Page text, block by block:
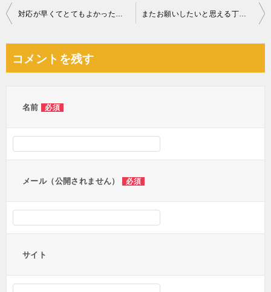
投
ビ
ョ
対応が早くてとてもよかったです！ またお願いしたいと思える丁寧な作業でした！
コメントを残す
名前 必須
メール（公開されません） 必須
サイト